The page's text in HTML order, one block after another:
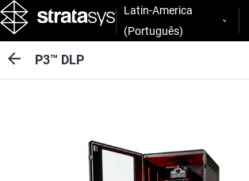
Latin-America
(Português)
P3™ DLP